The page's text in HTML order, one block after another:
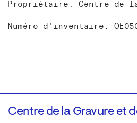
Propriétaire: Centre de
Numéro d'inventaire:
Centre de la Gravure et